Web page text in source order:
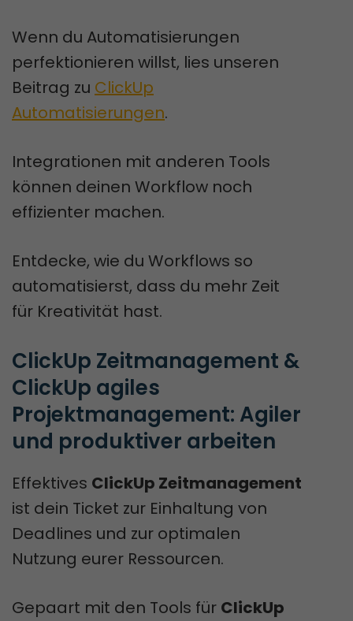
Wenn du Automatisierungen
perfektionieren willst, lies unseren
Beitrag zu ClickUp
Automatisierungen.
Integrationen mit anderen Tools
können deinen Workflow noch
effizienter machen.
Entdecke, wie du Workflows so
automatisierst, dass du mehr Zeit
für Kreativität hast.
ClickUp Zeitmanagement &
ClickUp agiles
Projektmanagement: Agiler
und produktiver arbeiten
Effektives ClickUp Zeitmanagement
ist dein Ticket zur Einhaltung von
Deadlines und zur optimalen
Nutzung eurer Ressourcen.
Gepaart mit den Tools für ClickUp